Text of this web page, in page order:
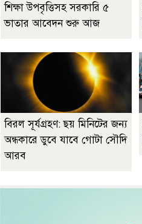
শিক্ষা উপবৃত্তিসহ সরকারি ৫
ভাতার আবেদন শুরু আজ
বিরল সূর্যগ্রহণ: ছয় মিনিটের জন্য
অন্ধকারে ডুবে যাবে গোটা সৌদি
আরব